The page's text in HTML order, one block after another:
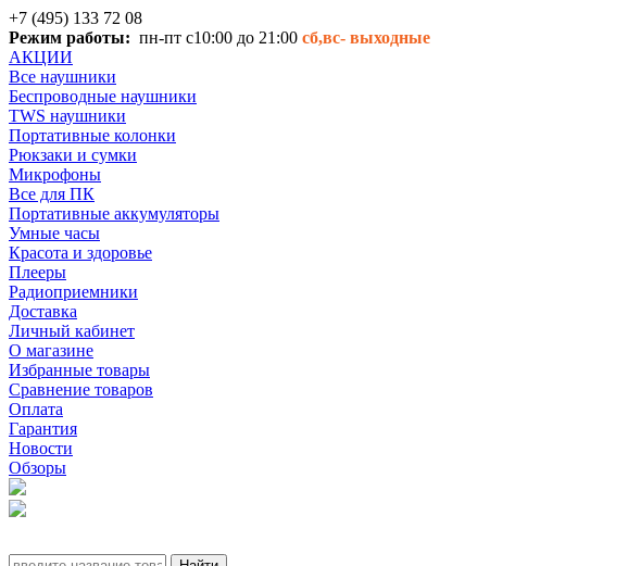
+7 (495) 133 72 08
Режим работы: пн-пт с10:00 до 21:00 сб,вс- выходные
АКЦИИ
Все наушники
Беспроводные наушники
TWS наушники
Портативные колонки
Рюкзаки и сумки
Микрофоны
Все для ПК
Портативные аккумуляторы
Умные часы
Красота и здоровье
Плееры
Радиоприемники
Доставка
Личный кабинет
О магазине
Избранные товары
Сравнение товаров
Оплата
Гарантия
Новости
Обзоры